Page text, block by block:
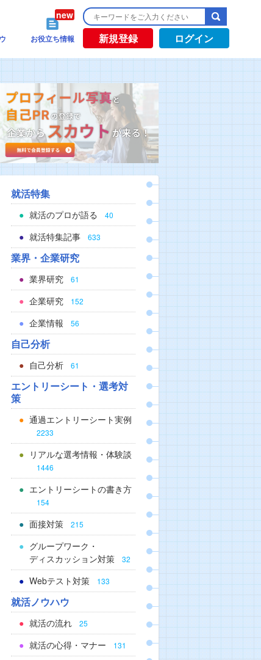
お役立ち情報 新規登録 ログイン
就活特集
就活のプロが語る 40
就活特集記事 633
業界・企業研究
業界研究 61
企業研究 152
企業情報 56
自己分析
自己分析 61
エントリーシート・選考対
策
通過エントリーシート実例
2233
リアルな選考情報・体験談
1446
エントリーシートの書き方
154
面接対策 215
グループワーク・
ディスカッション対策
32
Webテスト対策 133
就活ノウハウ
就活の流れ 25
就活の心得・マナー 131